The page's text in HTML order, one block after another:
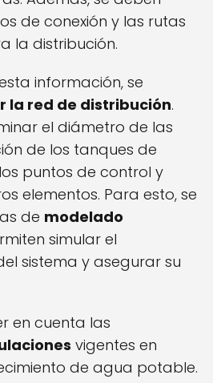
de conexión y las rutas
la distribución.
información, se
la red de distribución.
el diámetro de las
de los tanques de
puntos de control y
elementos. Para esto, se
de modelado
simular el
sistema y asegurar su
en cuenta las
vigentes en
de agua potable.